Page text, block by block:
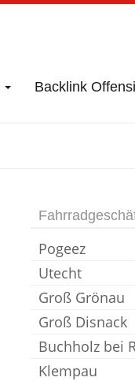
Backlink
Pogeez
Utecht
Groß Grönau
Groß Disnack
Buchholz bei
Klempau